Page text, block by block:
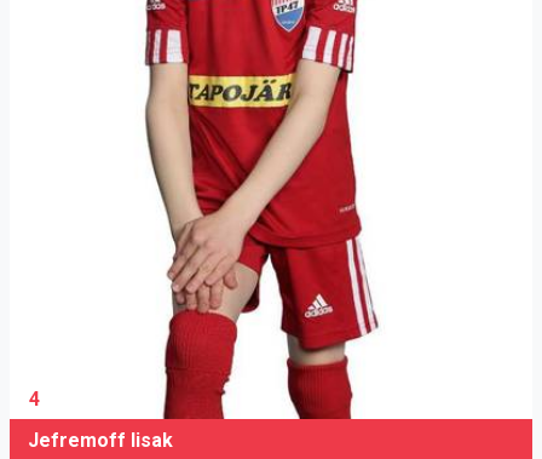
4
Jefremoff Iisak